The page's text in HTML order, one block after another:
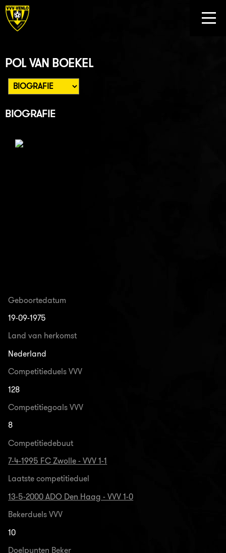
POL VAN BOEKEL
BIOGRAFIE
Geboortedatum
19-09-1975
Land van herkomst
Nederland
Competitieduels VVV
128
Competitiegoals VVV
8
Competitiedebuut
7-4-1995 FC Zwolle - VVV 1-1
Laatste competitieduel
13-5-2000 ADO Den Haag - VVV 1-0
Bekerduels VVV
10
Doelpunten Beker